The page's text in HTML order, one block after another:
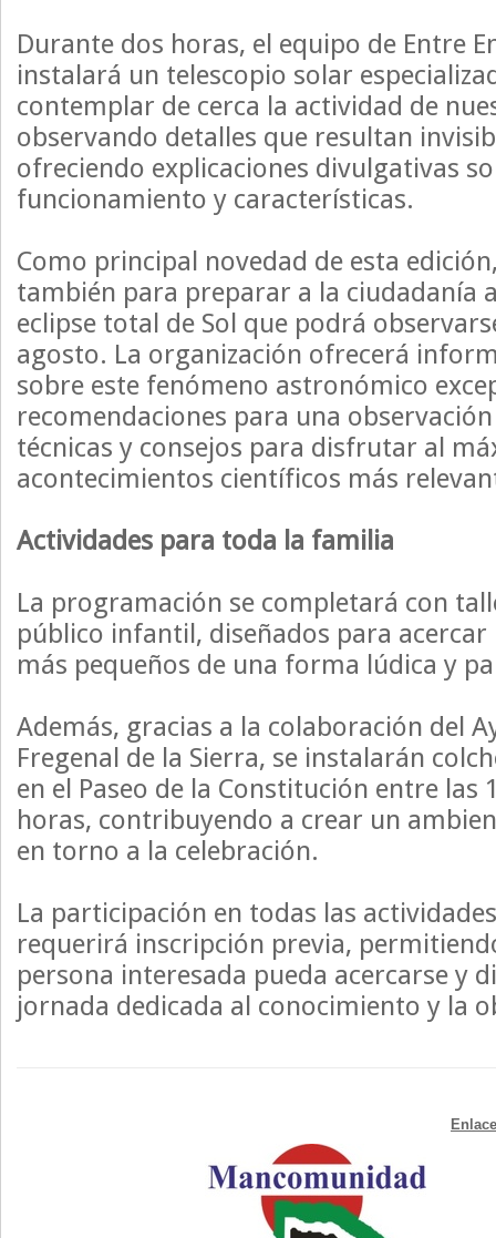
Durante dos horas, el equipo de Entre
instalará un telescopio solar
contemplar de cerca la actividad de
observando detalles que resultan
ofreciendo explicaciones divulgativas
funcionamiento y características.
Como principal novedad de esta
también para preparar a la ciudadanía
eclipse total de Sol que podrá
agosto. La organización ofrecerá
sobre este fenómeno astronómico
recomendaciones para una
técnicas y consejos para disfrutar al
acontecimientos científicos más
Actividades para toda la familia
La programación se completará con
público infantil, diseñados para
más pequeños de una forma lúdica y
Además, gracias a la colaboración del
Fregenal de la Sierra, se instalarán
en el Paseo de la Constitución entre las
horas, contribuyendo a crear un
en torno a la celebración.
La participación en todas las
requerirá inscripción previa,
persona interesada pueda acercarse y
jornada dedicada al conocimiento y la